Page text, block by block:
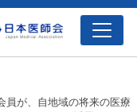
員が、自地域の将来の医療